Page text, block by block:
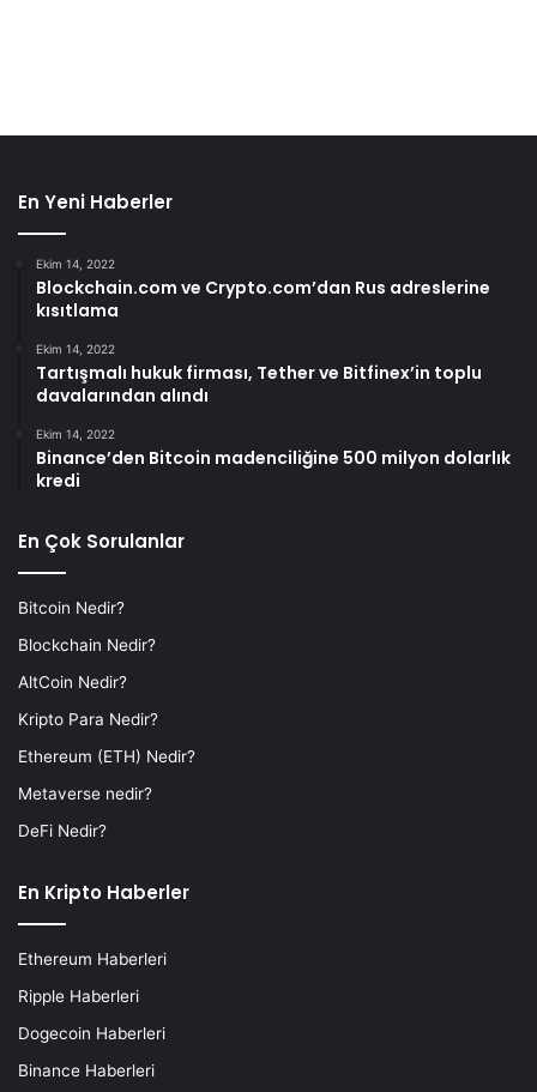
En Yeni Haberler
Ekim 14, 2022
Blockchain.com ve Crypto.com’dan Rus adreslerine
kısıtlama
Ekim 14, 2022
Tartışmalı hukuk firması, Tether ve Bitfinex’in toplu
davalarından alındı
Ekim 14, 2022
Binance’den Bitcoin madenciliğine 500 milyon dolarlık
kredi
En Çok Sorulanlar
Bitcoin Nedir?
Blockchain Nedir?
AltCoin Nedir?
Kripto Para Nedir?
Ethereum (ETH) Nedir?
Metaverse nedir?
DeFi Nedir?
En Kripto Haberler
Ethereum Haberleri
Ripple Haberleri
Dogecoin Haberleri
Binance Haberleri